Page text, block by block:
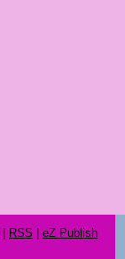
RSS
eZ Publish